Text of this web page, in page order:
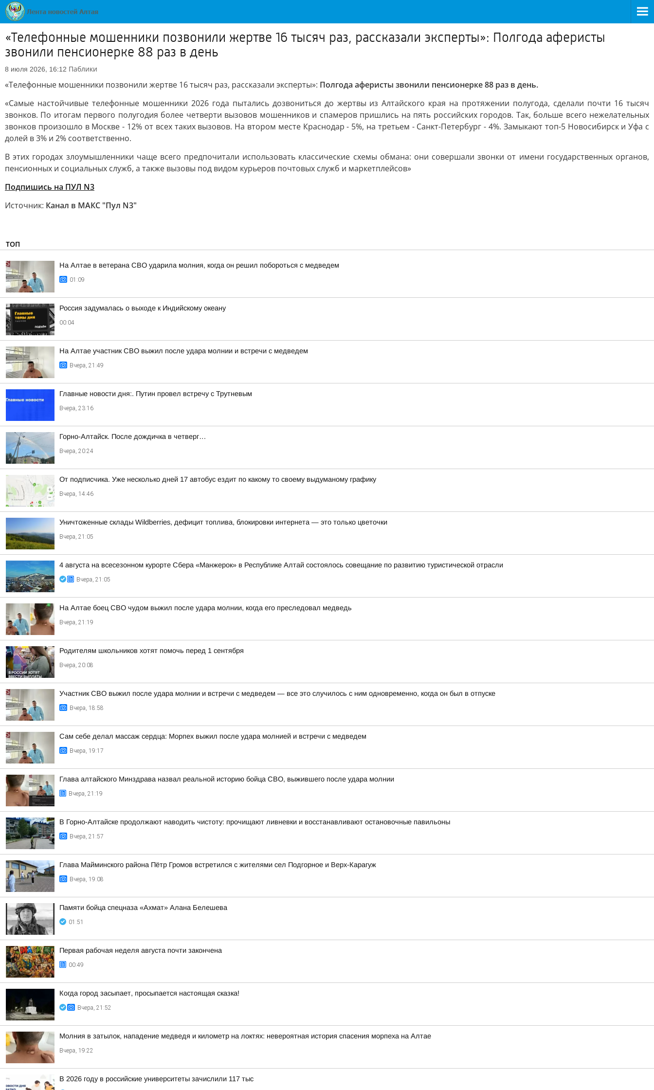
«Телефонные мошенники позвонили жертве 16 тысяч раз, рассказали эксперты»: Полгода аферисты
звонили пенсионерке 88 раз в день
8 июля 2026, 16:12 Паблики
«Телефонные мошенники позвонили жертве 16 тысяч раз, рассказали эксперты»: Полгода аферисты звонили пенсионерке 88 раз в день.
«Самые настойчивые телефонные мошенники 2026 года пытались дозвониться до жертвы из Алтайского края на протяжении полугода, сделали почти 16 тысяч
звонков. По итогам первого полугодия более четверти вызовов мошенников и спамеров пришлись на пять российских городов. Так, больше всего нежелательных
звонков произошло в Москве - 12% от всех таких вызовов. На втором месте Краснодар - 5%, на третьем - Санкт-Петербург - 4%. Замыкают топ-5 Новосибирск и Уфа с
долей в 3% и 2% соответственно.
В этих городах злоумышленники чаще всего предпочитали использовать классические схемы обмана: они совершали звонки от имени государственных органов,
пенсионных и социальных служб, а также вызовы под видом курьеров почтовых служб и маркетплейсов»
Подпишись на ПУЛ N3
Источник: Канал в МАКС "Пул N3"
ТОП
На Алтае в ветерана СВО ударила молния, когда он решил побороться с медведем
01:09
Россия задумалась о выходе к Индийскому океану
00:04
На Алтае участник СВО выжил после удара молнии и встречи с медведем
Вчера, 21:49
Главные новости дня:. Путин провел встречу с Трутневым
Вчера, 23:16
Горно-Алтайск. После дождичка в четверг…
Вчера, 20:24
От подписчика. Уже несколько дней 17 автобус ездит по какому то своему выдуманому графику
Вчера, 14:46
Уничтоженные склады Wildberries, дефицит топлива, блокировки интернета — это только цветочки
Вчера, 21:05
4 августа на всесезонном курорте Сбера «Манжерок» в Республике Алтай состоялось совещание по развитию туристической отрасли
Вчера, 21:05
На Алтае боец СВО чудом выжил после удара молнии, когда его преследовал медведь
Вчера, 21:19
Родителям школьников хотят помочь перед 1 сентября
Вчера, 20:08
Участник СВО выжил после удара молнии и встречи с медведем — все это случилось с ним одновременно, когда он был в отпуске
Вчера, 18:58
Сам себе делал массаж сердца: Морпех выжил после удара молнией и встречи с медведем
Вчера, 19:17
Глава алтайского Минздрава назвал реальной историю бойца СВО, выжившего после удара молнии
Вчера, 21:19
В Горно-Алтайске продолжают наводить чистоту: прочищают ливневки и восстанавливают остановочные павильоны
Вчера, 21:57
Глава Майминского района Пётр Громов встретился с жителями сел Подгорное и Верх-Карагуж
Вчера, 19:08
Памяти бойца спецназа «Ахмат» Алана Белешева
01:51
Первая рабочая неделя августа почти закончена
00:49
Когда город засыпает, просыпается настоящая сказка!
Вчера, 21:52
Молния в затылок, нападение медведя и километр на локтях: невероятная история спасения морпеха на Алтае
Вчера, 19:22
В 2026 году в российские университеты зачислили 117 тыс